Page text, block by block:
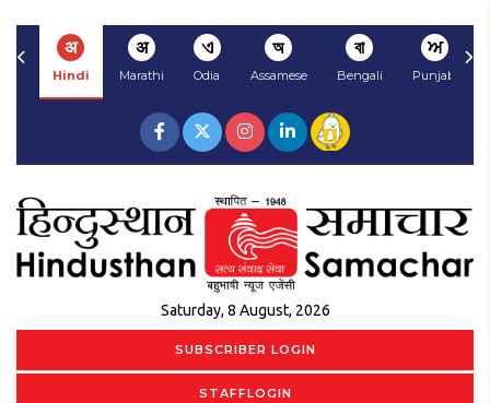
अ
Hindi
अ
Marathi
ଏ
Odia
অ
Assamese
বা
Bengali
ਅ
Punjabi
Saturday, 8 August, 2026
SUBSCRIBER LOGIN
STAFFLOGIN